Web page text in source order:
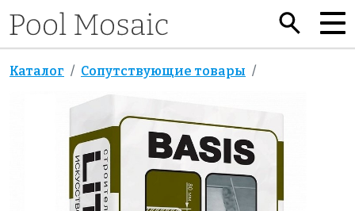
Каталог Сопутствующие товары